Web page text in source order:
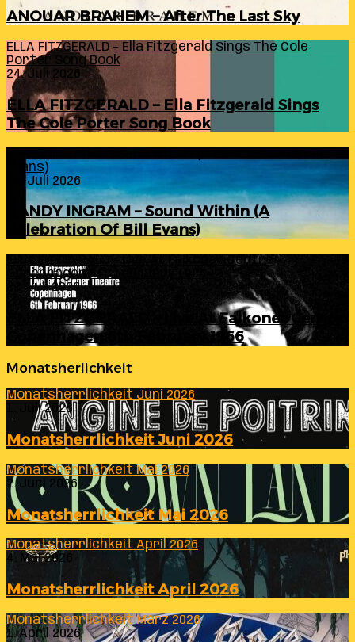
ANOUAR BRAHEM – After The Last Sky
ELLA FITZGERALD – Ella Fitzgerald Sings The Cole
Porter Song Book
24. Juli 2026
ELLA FITZGERALD – Ella Fitzgerald Sings
The Cole Porter Song Book
Evans)
24. Juli 2026
RANDY INGRAM – Sound Within (A
Celebration Of Bill Evans)
ELLA FITZGERALD – Live At Falkoner Centre
Copenhagen 6th February 1966
23. Juli 2026
ELLA FITZGERALD – Live At Falkoner Centre
Copenhagen 6th February 1966
Monatsherlichkeit
Monatsherrlichkeit Juni 2026
1. Juli 2026
Monatsherrlichkeit Juni 2026
Monatsherrlichkeit Mai 2026
2. Juni 2026
Monatsherrlichkeit Mai 2026
Monatsherrlichkeit April 2026
4. Mai 2026
Monatsherrlichkeit April 2026
Monatsherrlichkeit März 2026
1. April 2026